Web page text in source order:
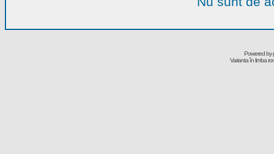
Powered by
Varianta în limba